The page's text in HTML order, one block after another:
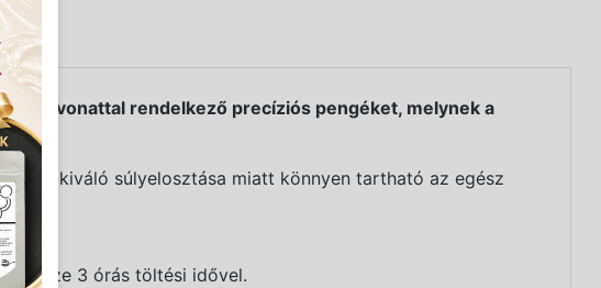
bevonattal rendelkező precíziós pengéket, melynek a
így kiváló súlyelosztása miatt könnyen tartható az egész
3 órás töltési idővel.